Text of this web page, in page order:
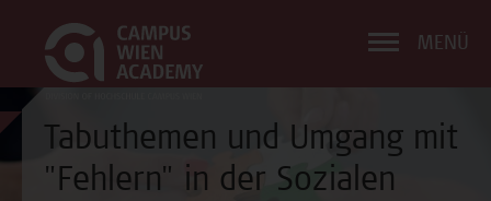
MENÜ
Tabuthemen und Umgang mit
"Fehlern" in der Sozialen